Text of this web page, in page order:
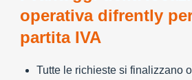
operativa difrently
partita IVA
Tutte le richieste si finalizzano